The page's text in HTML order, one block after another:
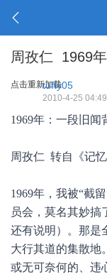
周孜仁 1969
点击重新加载
tuffy05
2010-4-25
1969年：一段旧闻
周孜仁 转自《记
1969年，我被“截
员会，莫名其妙搞
还有说明）。那是
大行其道的集散地
或无可奈何的、违